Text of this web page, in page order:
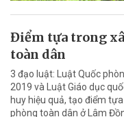
Điểm tựa trong
toàn dân
3 đạo luật: Luật Quốc
2019 và Luật Giáo dục
huy hiệu quả, tạo điểm
phòng toàn dân ở Lâm